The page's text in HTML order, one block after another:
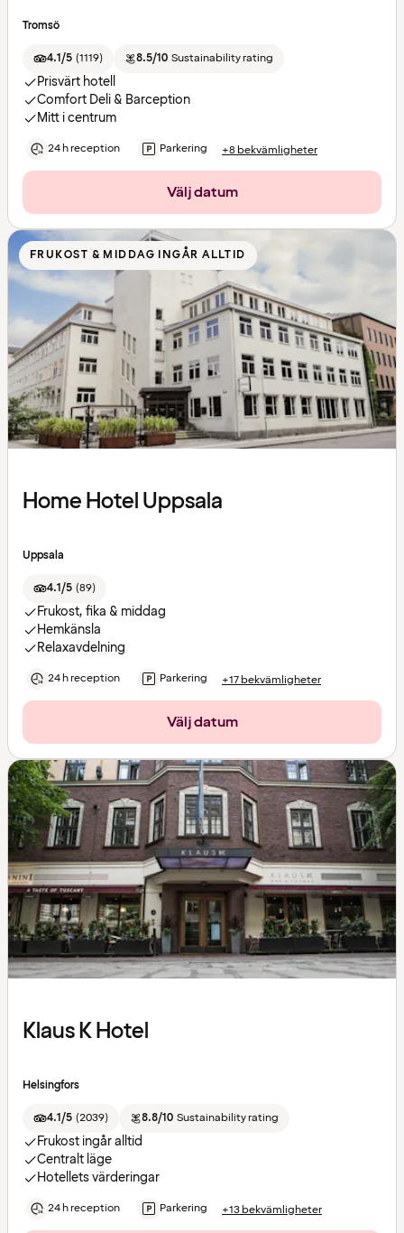
Tromsö
4.1/5 (1119) 8.5/10 Sustainability rating
Prisvärt hotell
Comfort Deli & Barception
Mitt i centrum
24 h reception Parkering +8 bekvämligheter
Välj datum
FRUKOST & MIDDAG INGÅR ALLTID
Home Hotel Uppsala
Uppsala
4.1/5 (89)
Frukost, fika & middag
Hemkänsla
Relaxavdelning
24 h reception Parkering +17 bekvämligheter
Välj datum
Klaus K Hotel
Helsingfors
4.1/5 (2039) 8.8/10 Sustainability rating
Frukost ingår alltid
Centralt läge
Hotellets värderingar
24 h reception Parkering +13 bekvämligheter